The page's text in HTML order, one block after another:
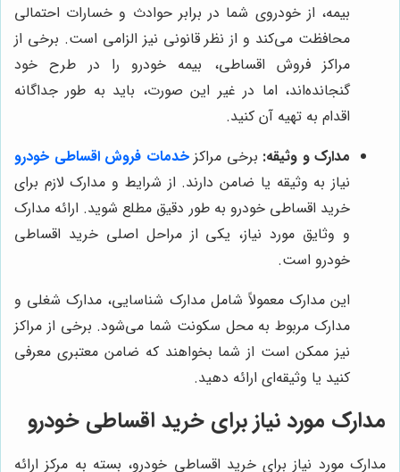
بیمه، از خودروی شما در برابر حوادث و خسارات احتمالی
محافظت می‌کند و از نظر قانونی نیز الزامی است. برخی از
مراکز فروش اقساطی، بیمه خودرو را در طرح خود
گنجانده‌اند، اما در غیر این صورت، باید به طور جداگانه
اقدام به تهیه آن کنید.
مدارک و وثیقه: برخی مراکزخدمات فروش اقساطی خودرو
نیاز به وثیقه یا ضامن دارند. از شرایط و مدارک لازم برای
خرید اقساطی خودرو به طور دقیق مطلع شوید. ارائه مدارک
و وثایق مورد نیاز، یکی از مراحل اصلی خرید اقساطی
خودرو است.
این مدارک معمولاً شامل مدارک شناسایی، مدارک شغلی و
مدارک مربوط به محل سکونت شما می‌شود. برخی از مراکز
نیز ممکن است از شما بخواهند که ضامن معتبری معرفی
کنید یا وثیقه‌ای ارائه دهید.
مدارک مورد نیاز برای خرید اقساطی خودرو
مدارک مورد نیاز برای خرید اقساطی خودرو، بسته به مرکز ارائه